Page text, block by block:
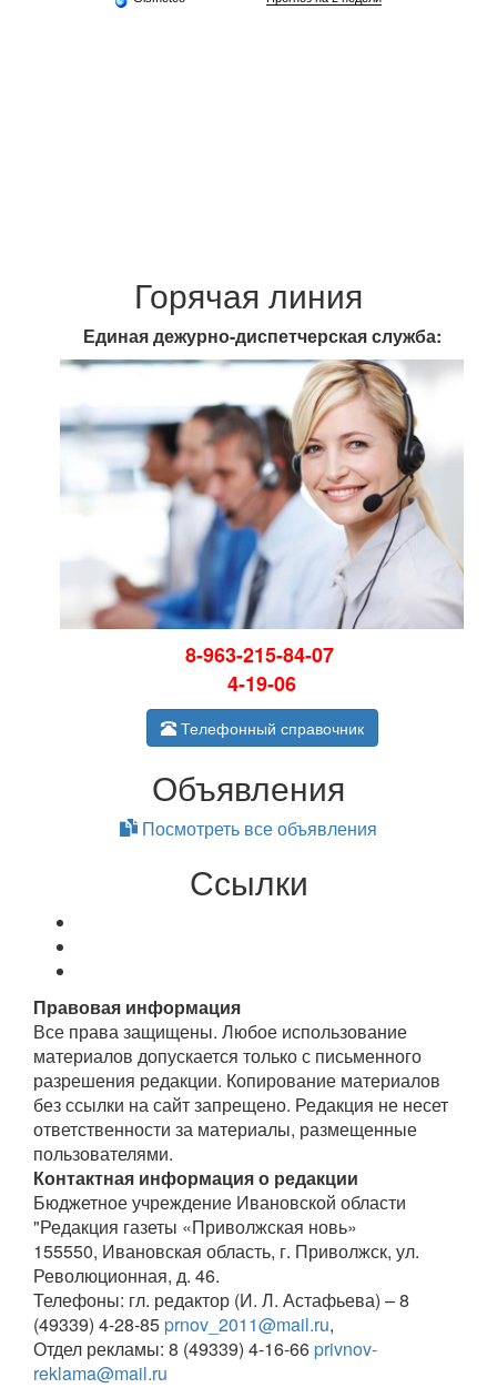
Горячая линия
Единая дежурно-диспетчерская служба:
8-963-215-84-07
4-19-06
Телефонный справочник
Объявления
Посмотреть все объявления
Ссылки
Правовая информация
Все права защищены. Любое использование
материалов допускается только с письменного
разрешения редакции. Копирование материалов
без ссылки на сайт запрещено. Редакция не несет
ответственности за материалы, размещенные
пользователями.
Контактная информация о редакции
Бюджетное учреждение Ивановской области
"Редакция газеты «Приволжская новь»
155550, Ивановская область, г. Приволжск, ул.
Революционная, д. 46.
Телефоны: гл. редактор (И. Л. Астафьева) – 8
(49339) 4-28-85prnov_2011@mail.ru,
Отдел рекламы: 8 (49339) 4-16-66privnov-
reklama@mail.ru